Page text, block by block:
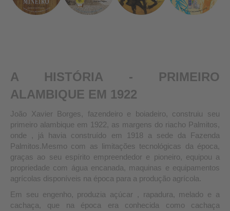
A HISTÓRIA - PRIMEIRO
ALAMBIQUE EM 1922
João Xavier Borges, fazendeiro e boiadeiro, construiu seu
primeiro alambique em 1922, as margens do riacho Palmitos,
onde , já havia construído em 1918 a sede da Fazenda
Palmitos.Mesmo com as limitações tecnológicas da época,
graças ao seu espírito empreendedor e pioneiro, equipou a
propriedade com água encanada, maquinas e equipamentos
agrícolas disponíveis na época para a produção agrícola.
Em seu engenho, produzia açúcar , rapadura, melado e a
cachaça, que na época era conhecida como cachaça